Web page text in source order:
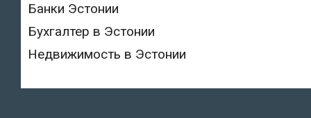
Банки Эстонии
Бухгалтер в Эстонии
Недвижимость в Эстонии